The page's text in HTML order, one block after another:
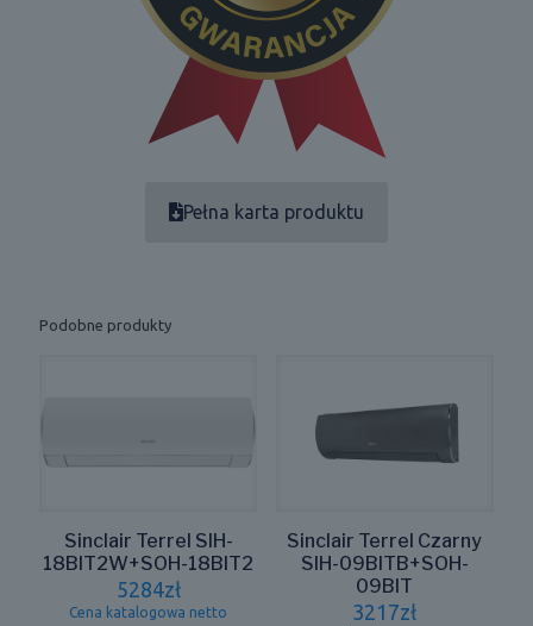
Pełna karta produktu
Podobne produkty
Sinclair Terrel SIH-
18BIT2W+SOH-18BIT2
5284zł
Cena katalogowa netto
Sinclair Terrel Czarny
SIH-09BITB+SOH-
09BIT
3217zł